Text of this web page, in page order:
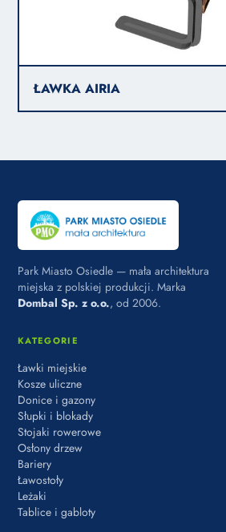
ŁAWKA AIRIA
Park Miasto Osiedle — mała architektura
miejska z polskiej produkcji. Marka
Dombal Sp. z o.o., od 2006.
KATEGORIE
Ławki miejskie
Kosze uliczne
Donice i gazony
Słupki i blokady
Stojaki rowerowe
Osłony drzew
Bariery
Ławostoły
Leżaki
Tablice i gabloty